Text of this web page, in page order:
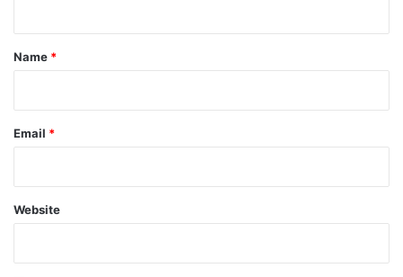
*
Name *
Email *
Website